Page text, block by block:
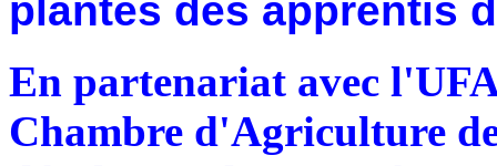
plantes des apprentis
En partenariat avec
Chambre d'Agriculture